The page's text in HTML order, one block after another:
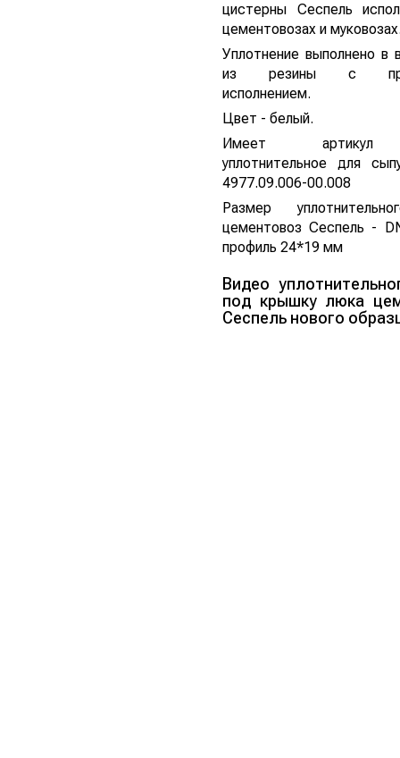
цистерны Сеспель
цементовозах и
Уплотнение выполнено в
из резины с
исполнением.
Цвет - белый.
Имеет артикул
уплотнительное для
4977.09.006-00.008
Размер
цементовоз Сеспель -
профиль 24*19 мм
Видео
под крышку люка
Сеспель нового